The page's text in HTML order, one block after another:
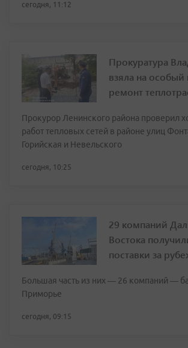
сегодня, 11:12
Прокуратура
взяла на особый
ремонт
Прокурор Ленинского района проверил
работ тепловых сетей в районе улиц
Горийская и Невельского
сегодня, 10:25
29 компаний
Востока
поставки за
Большая часть из них — 26 компаний —
Приморье
сегодня, 09:15